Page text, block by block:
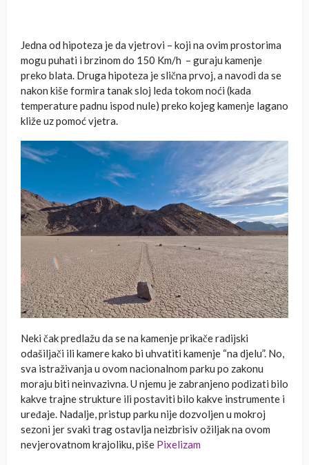
Jedna od hipoteza je da vjetrovi – koji na ovim prostorima
mogu puhati i brzinom do 150 Km/h – guraju kamenje
preko blata. Druga hipoteza je slična prvoj, a navodi da se
nakon kiše formira tanak sloj leda tokom noći (kada
temperature padnu ispod nule) preko kojeg kamenje lagano
kliže uz pomoć vjetra.
Neki čak predlažu da se na kamenje prikače radijski
odašiljači ili kamere kako bi uhvatiti kamenje “na djelu”. No,
sva istraživanja u ovom nacionalnom parku po zakonu
moraju biti neinvazivna. U njemu je zabranjeno podizati bilo
kakve trajne strukture ili postaviti bilo kakve instrumente i
uređaje. Nadalje, pristup parku nije dozvoljen u mokroj
sezoni jer svaki trag ostavlja neizbrisiv ožiljak na ovom
nevjerovatnom krajoliku, piše Pixelizam